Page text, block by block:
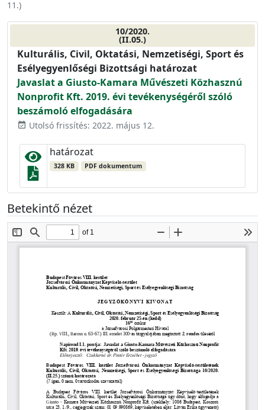
11.)
10/2020.
(II.05.)
Kulturális, Civil, Oktatási, Nemzetiségi, Sport és
Esélyegyenlőségi Bizottsági határozat
Javaslat a Giusto-Kamara Művészeti Közhasznú
Nonprofit Kft. 2019. évi tevékenységéről szóló
beszámoló elfogadására
event_available Utolsó frissítés: 2022. május 12.
határozat
328 KB PDF dokumentum
Betekintő nézet